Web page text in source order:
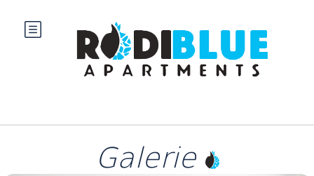
Galerie